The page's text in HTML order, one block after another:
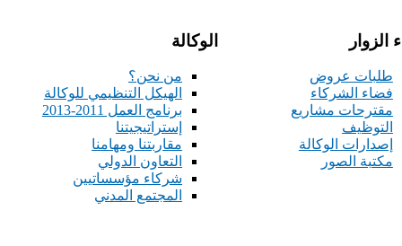
الوكالة
من نحن؟
الهيكل التنظيمي للوكالة
برنامج العمل 2011-2013
إستراتيجيتنا
مقاربتنا ومهامنا
التعاون الدولي
شركاء مؤسساتيين
المجتمع المدني
الزوار
طلبات عروض
فضاء الشركاء
مقترحات مشاريع
التوظيف
إصدارات الوكالة
مكتبة الصور